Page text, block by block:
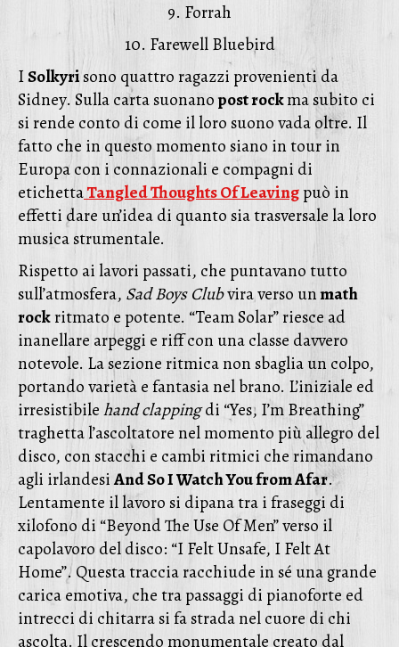
9. Forrah
10. Farewell Bluebird
ISolkyrisono quattro ragazzi provenienti da
Sidney. Sulla carta suonanopost rockma subito ci
si rende conto di come il loro suono vada oltre. Il
fatto che in questo momento siano in tour in
Europa con i connazionali e compagni di
etichettaTangled Thoughts Of Leavingpuò in
effetti dare un’idea di quanto sia trasversale la loro
musica strumentale.
Rispetto ai lavori passati, che puntavano tutto
sull’atmosfera, Sad Boys Clubvira verso unmath
rockritmato e potente. “Team Solar” riesce ad
inanellare arpeggi e riff con una classe davvero
notevole. La sezione ritmica non sbaglia un colpo,
portando varietà e fantasia nel brano. L’iniziale ed
irresistibilehand clappingdi “Yes, I’m Breathing”
traghetta l’ascoltatore nel momento più allegro del
disco, con stacchi e cambi ritmici che rimandano
agli irlandesiAnd So I Watch You from Afar.
Lentamente il lavoro si dipana tra i fraseggi di
xilofono di “Beyond The Use Of Men” verso il
capolavoro del disco: “I Felt Unsafe, I Felt At
Home”. Questa traccia racchiude in sé una grande
carica emotiva, che tra passaggi di pianoforte ed
intrecci di chitarra si fa strada nel cuore di chi
ascolta. Il crescendo monumentale creato dal